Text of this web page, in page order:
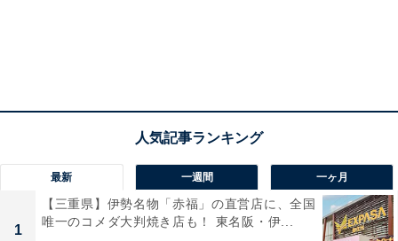
最新 一週間 一ヶ月
1
【三重県】伊勢名物「赤福」の直営店に、全国
唯一のコメダ大判焼き店も！ 東名阪・伊...